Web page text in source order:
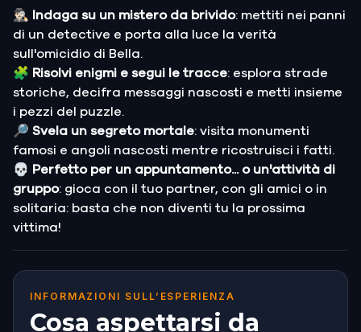
🕵🏻‍♂️ Indaga su un mistero da brivido: mettiti nei panni
di un detective e porta alla luce la verità
sull'omicidio di Bella.
🧩 Risolvi enigmi e segui le tracce: esplora strade
storiche, decifra messaggi nascosti e metti insieme
i pezzi del puzzle.
🔎 Svela un segreto mortale: visita monumenti
famosi e angoli nascosti mentre ricostruisci i fatti.
💀 Perfetto per un appuntamento... o un'attività di
gruppo: gioca con il tuo partner, con gli amici o in
solitaria: basta che non diventi tu la prossima
vittima!
INFORMAZIONI SULL’ESPERIENZA
Cosa aspettarsi da